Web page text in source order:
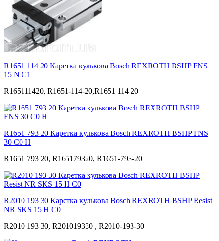
R1651 114 20 Каретка кулькова Bosch REXROTH BSHP FNS
15 N С1
R165111420, R1651-114-20,R1651 114 20
R1651 793 20 Каретка кулькова Bosch REXROTH BSHP FNS
30 C0 Н
R1651 793 20, R165179320, R1651-793-20
R2010 193 30 Каретка кулькова Bosch REXROTH BSHP Resist
NR SKS 15 H С0
R2010 193 30, R201019330 , R2010-193-30